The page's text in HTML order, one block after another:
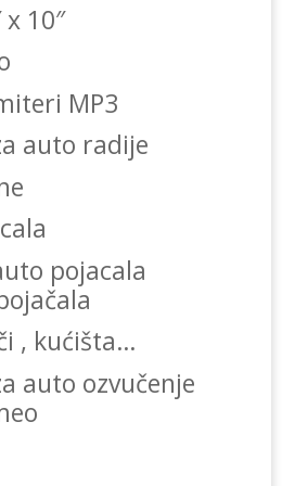
x 10″
MP3
auto radije
pojacala
, kućišta…
auto ozvučenje